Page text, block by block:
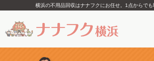
横浜の不用品回収はナナフクにお任せ。1点からでも